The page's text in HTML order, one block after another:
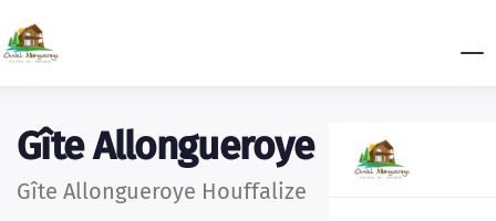
Gîte Allongueroye
Gîte Allongueroye Houffalize